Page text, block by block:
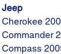
Jeep
Cherokee
Commander
Compass